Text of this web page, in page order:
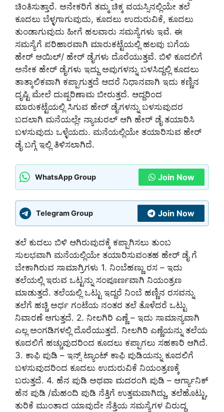
ಚಿಂತಿಸುತ್ತಾರೆ. ಅನೇಕರಿಗೆ ತಮ್ಮ ಚಿಕ್ಕ ವಯಸ್ಸಿನಲ್ಲಿಯೇ ತಲೆ
ಕೂದಲು ಬೆಳ್ಳಗಾಗುವುದು, ಕೂದಲು ಉದುರುವಿಕೆ, ಕೂದಲು
ತುಂಡಾಗುವುದು ಹೀಗೆ ಹಲವಾರು ಸಮಸ್ಯೆಗಳು ಇವೆ. ಈ
ಸಮಸ್ಯೆಗೆ ಪರಿಹಾರವಾಗಿ ಮಾರುಕಟ್ಟೆಯಲ್ಲಿ‌ ಹಲವು ಬಗೆಯ
ಹೇರ್ ಆಯಿಲ್/ ಹೇರ್ ಡೈಗಳು ದೊರೆಯುತ್ತವೆ. ಬಿಳಿ ಕೂದಲಿಗೆ
ಅನೇಕ ಹೇರ್ ಡೈಗಳು ಇದ್ದು ಅವುಗಳನ್ನು ಬಳಸಿದ್ದಲ್ಲಿ ಕೂದಲು
ತಾತ್ಕಾಲಿಕವಾಗಿ ಕಪ್ಪಾಗುತ್ತದೆ ಆದರೆ ನಿಧಾನವಾಗಿ ಇದು ಕಣ್ಣಿನ
ದೃಷ್ಟಿ ಮೇಲೆ ದುಷ್ಪರಿಣಾಮ ಬೀರುತ್ತದೆ. ಆದ್ದರಿಂದ
ಮಾರುಕಟ್ಟೆಯಲ್ಲಿ ಸಿಗುವ ಹೇರ್ ಡೈಗಳನ್ನು ಬಳಸುವುದರ
ಬದಲಾಗಿ ಮನೆಯಲ್ಲೇ ನ್ಯಾಚುರಲ್ ಆಗಿ ಹೇರ್ ಡೈ ತಯಾರಿಸಿ
ಬಳಸುವುದು ಒಳ್ಳೆಯದು. ಮನೆಯಲ್ಲಿಯೇ ತಯಾರಿಸುವ ಹೇರ್
ಡೈ ಬಗ್ಗೆ ಇಲ್ಲಿ ತಿಳಿಸಲಾಗಿದೆ.
WhatsApp Group Join Now
Telegram Group Join Now
ತಲೆ ಕುದಲು ಬಿಳಿ ಆಗಿರುವುದಕ್ಕೆ ಕಪ್ಪಾಗಿಸಲು ತುಂಬ
ಸುಲಭವಾಗಿ ಮನೆಯಲ್ಲಿಯೇ ತಯಾರಿಸುವಂತಹ ಹೇರ್ ಡೈ‌ ಗೆ
ಬೇಕಾಗಿರುವ ಸಾಮಾಗ್ರಿಗಳು 1. ನಿಂಬೆಹಣ್ಣು ರಸ – ಇದು
ತಲೆಯಲ್ಲಿ ಇರುವ ಒಟ್ಟನ್ನು ಸಂಪೂರ್ಣವಾಗಿ ನಿಯಂತ್ರಣ
ಮಾಡುತ್ತದೆ. ತಲೆಯಲ್ಲಿ ಒಟ್ಟು ಇದ್ದರೆ ನಿಂಬೆ ಹಣ್ಣಿನ ರಸವನ್ನು
ತಲೆಗೆ ಹಚ್ಚಿ ಅರ್ಧ ಗಂಟೆಯ ನಂತರ ತಲೆ ತೊಳೆದರೆ ಒಟ್ಟು
ನಿವಾರಣೆ ಆಗುತ್ತದೆ.‌ 2. ನೀಲಗಿರಿ ಎಣ್ಣೆ – ಇದು ಸಾಮಾನ್ಯವಾಗಿ
ಎಲ್ಲ ಅಂಗಡಿಗಳಲ್ಲಿ ದೊರೆಯುತ್ತದೆ. ನೀಲಗಿರಿ ಎಣ್ಣೆಯನ್ನು ತಲೆಯ
ಕೂದಲಿಗೆ ಹಚ್ಚುವುದರಿಂದ ಕೂದಲು ಕಪ್ಪಾಗಲು ಸಹಕಾರಿ ಆಗಿದೆ.
3. ಕಾಫಿ ಪುಡಿ – ಇನ್ಸ್ ಟ್ಯಾಂಟ್ ಕಾಫಿ ಪುಡಿಯನ್ನು ಕೂದಲಿಗೆ
ಬಳಸುವುದರಿಂದ ಕೂದಲು ಉದುರುವಿಕೆ ನಿಯಂತ್ರಣಕ್ಕೆ
ಬರುತ್ತದೆ. 4. ಹೆನ ಪುಡಿ ಅಥವಾ ಮದರಂಗಿ ಪುಡಿ – ಆರ್ಗ್ಯಾನಿಕ್
ಹೆನ ಪುಡಿ /ಮೆಹಂದಿ ಪುಡಿ ನೆತ್ತಿಗೆ ಉತ್ತಮವಾಗಿದ್ದು, ತಲೆಹೊಟ್ಟು,
ತುರಿಕೆ ಮುಂತಾದ ಯಾವುದೇ ನೆತ್ತಿಯ ಸಮಸ್ಯೆಗಳ ವಿರುದ್ಧ